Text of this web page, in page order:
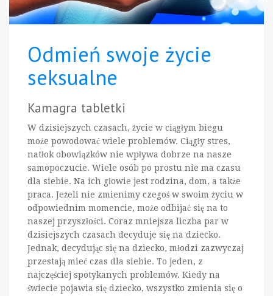
Odmień swoje życie
seksualne
Kamagra tabletki
W dzisiejszych czasach, życie w ciągłym biegu
może powodować wiele problemów. Ciągły stres,
natłok obowiązków nie wpływa dobrze na nasze
samopoczucie. Wiele osób po prostu nie ma czasu
dla siebie. Na ich głowie jest rodzina, dom, a także
praca. Jeżeli nie zmienimy czegoś w swoim życiu w
odpowiednim momencie, może odbijać się na to
naszej przyszłości. Coraz mniejsza liczba par w
dzisiejszych czasach decyduje się na dziecko.
Jednak, decydując się na dziecko, młodzi zazwyczaj
przestają mieć czas dla siebie. To jeden, z
najczęściej spotykanych problemów. Kiedy na
świecie pojawia się dziecko, wszystko zmienia się o